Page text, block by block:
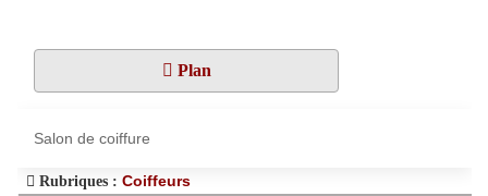
Plan
Salon de coiffure
Rubriques : Coiffeurs